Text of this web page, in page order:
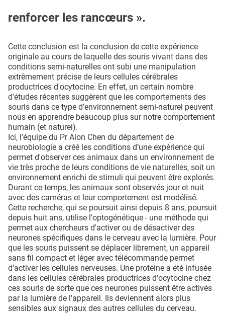
renforcer les rancœurs ».
Cette conclusion est la conclusion de cette expérience
originale au cours de laquelle des souris vivant dans des
conditions semi-naturelles ont subi une manipulation
extrêmement précise de leurs cellules cérébrales
productrices d'ocytocine. En effet, un certain nombre
d'études récentes suggèrent que les comportements des
souris dans ce type d’environnement semi-naturel peuvent
nous en apprendre beaucoup plus sur notre comportement
humain (et naturel).
Ici, l’équipe du Pr Alon Chen du département de
neurobiologie a créé les conditions d’une expérience qui
permet d'observer ces animaux dans un environnement de
vie très proche de leurs conditions de vie naturelles, soit un
environnement enrichi de stimuli qui peuvent être explorés.
Durant ce temps, les animaux sont observés jour et nuit
avec des caméras et leur comportement est modélisé.
Cette recherche, qui se poursuit ainsi depuis 8 ans, poursuit
depuis huit ans, utilise l'optogénétique - une méthode qui
permet aux chercheurs d'activer ou de désactiver des
neurones spécifiques dans le cerveau avec la lumière. Pour
que les souris puissent se déplacer librement, un appareil
sans fil compact et léger avec télécommande permet
d’activer les cellules nerveuses. Une protéine a été infusée
dans les cellules cérébrales productrices d'ocytocine chez
ces souris de sorte que ces neurones puissent être activés
par la lumière de l'appareil. Ils deviennent alors plus
sensibles aux signaux des autres cellules du cerveau.